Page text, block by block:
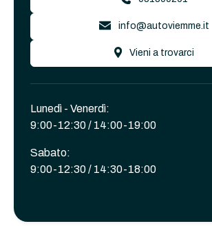
info@autoviemme.it
Vieni a trovarci
Lunedì - Venerdì:
9:00-12:30 / 14:00-19:00
Sabato:
9:00-12:30 / 14:30-18:00